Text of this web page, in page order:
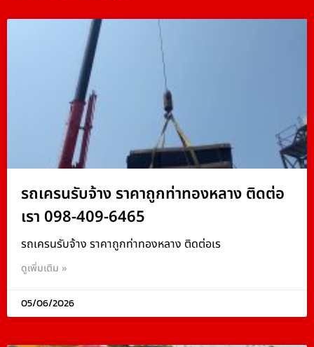
รถเครนรับจ้าง ราคาถูกท่าทองหลาง ติดต่อ
เรา 098-409-6465
รถเครนรับจ้าง ราคาถูกท่าทองหลาง ติดต่อเร
ดูเพิ่มเติม »
05/06/2026